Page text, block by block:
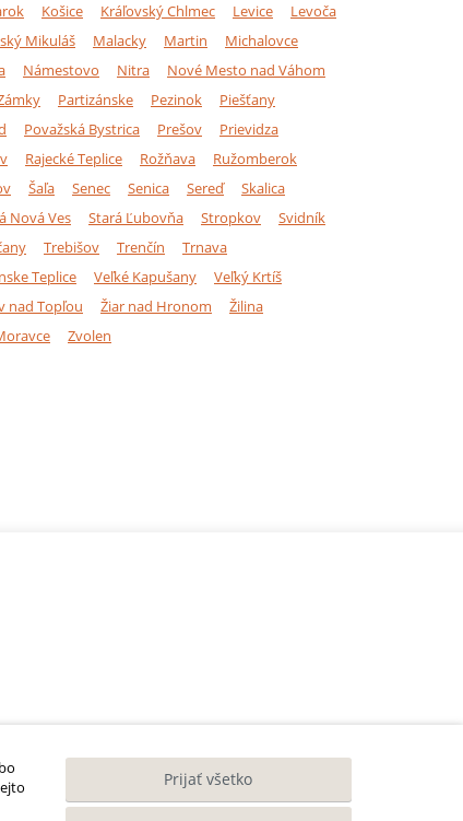
Košice Kráľovský Chlmec Levice
Levoča
Mikuláš
Malacky Martin
Michalovce
Námestovo Nitra
Nové Mesto nad Váhom
Partizánske Pezinok
Piešťany
Považská Bystrica Prešov
Prievidza
Rajecké Teplice Rožňava
Ružomberok
Šaľa Senec Senica Sereď
Skalica
Nová Ves
Stará Ľubovňa Stropkov
Svidník
Trebišov Trenčín
Trnava
Teplice
Veľké Kapušany
Veľký Krtíš
nad Topľou
Žiar nad Hronom
Žilina
Zvolen
Prijať všetko